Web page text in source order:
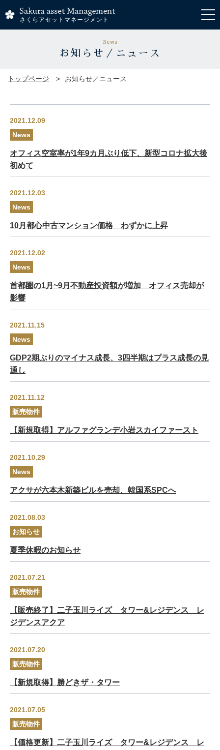
さくらアセットマネージメント
News
お知らせ／ニュース
トップページ お知らせ／ニュース
2021.12.09
News
オフィス空室率が1年9カ月ぶり低下、新型コロナ拡大後
初めて
2021.12.03
News
10月都心中古マンション価格 わずかに上昇
2021.12.02
News
首都圏の1月~9月不動産投資額が増加 オフィス売却が
影響
2021.11.15
News
GDP2期ぶりのマイナス成長、3四半期はプラス成長の見
通し
2021.11.12
販売物件
【新規取得】アルファグランデ小岩スカイファースト
2021.10.29
News
アクサが六本木新築ビルを売却、韓国系SPCへ
2021.08.03
お知らせ
夏季休暇のお知らせ
2021.07.21
販売物件
【販売終了】二子玉川ライズ タワー&レジデンス レ
ジデンスアクア
2021.07.20
販売物件
【新規取得】勝どきザ・タワー
2021.07.05
販売物件
【価格更新】二子玉川ライズ タワー&レジデンス レ